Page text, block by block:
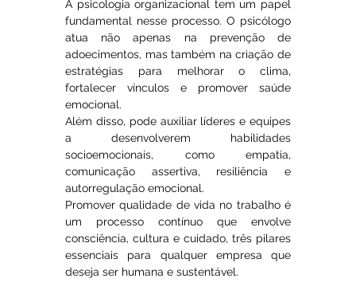
A psicologia organizacional tem um papel
fundamental nesse processo. O psicólogo
atua não apenas na prevenção de
adoecimentos, mas também na criação de
estratégias para melhorar o clima,
fortalecer vínculos e promover saúde
emocional.
Além disso, pode auxiliar líderes e equipes
a desenvolverem habilidades
socioemocionais, como empatia,
comunicação assertiva, resiliência e
autorregulação emocional.
Promover qualidade de vida no trabalho é
um processo contínuo que envolve
consciência, cultura e cuidado, três pilares
essenciais para qualquer empresa que
deseja ser humana e sustentável.